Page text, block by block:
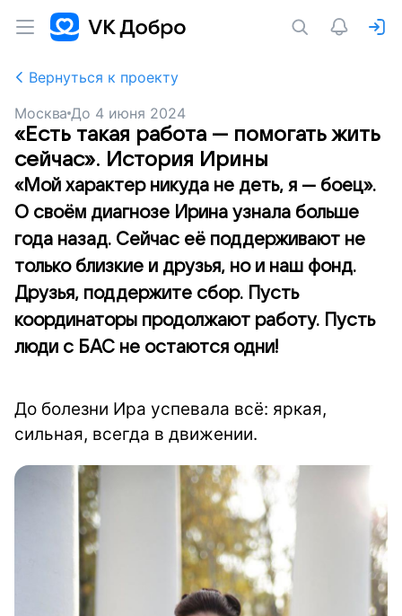
Вернуться к проекту
Москва До 4 июня 2024
«Есть такая работа — помогать жить
сейчас». История Ирины
«Мой характер никуда не деть, я — боец».
О своём диагнозе Ирина узнала больше
года назад. Сейчас её поддерживают не
только близкие и друзья, но и наш фонд.
Друзья, поддержите сбор. Пусть
координаторы продолжают работу. Пусть
люди с БАС не остаются одни!
До болезни Ира успевала всё: яркая,
сильная, всегда в движении.